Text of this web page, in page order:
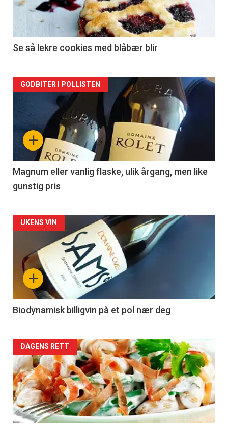
nå
2
Se så lekre cookies med blåbær blir
Forsiden
akkurat
nå
3
+
GODBITER I POLLISTEN
Magnum eller vanlig flaske, ulik årgang, men like
gunstig pris
Forsiden
akkurat
nå
4
+
UKENS VIN
Biodynamisk billigvin på et pol nær deg
Forsiden
akkurat
nå
-
DAGENS RETT